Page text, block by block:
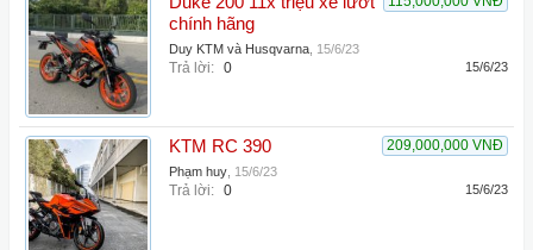
chính hãng
Duy KTM và Husqvarna 15/6/23
Trả lời: 0 15/6/23
209,000,000 VNĐ
KTM RC 390
Phạm huy 15/6/23
Trả lời: 0 15/6/23